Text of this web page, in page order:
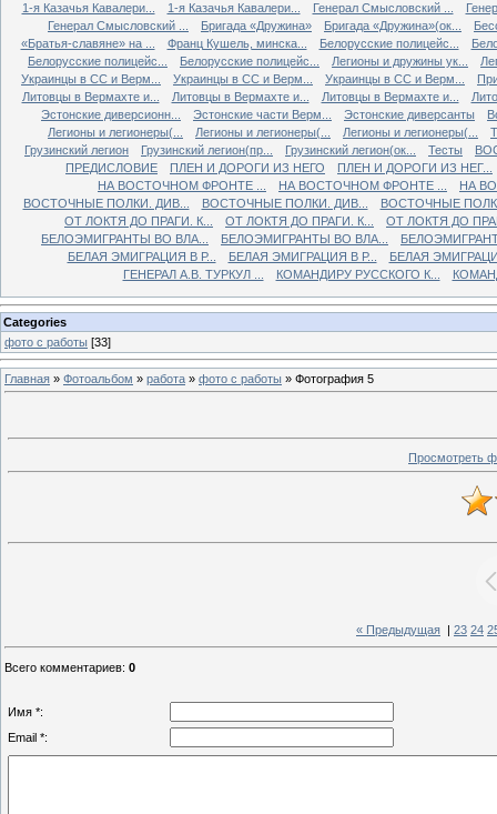
1-я Казачья Кавалери...
1-я Казачья Кавалери... Генерал Смысловский ...
Генерал Смысловский ...
Бригада «Дружина» Бригада «Дружина»(ок...
«Братья-славяне» на ...
Франц Кушель, минска... Белорусские полицейс...
Белорусские полицейс...
Белорусские полицейс... Легионы и дружины ук...
Украинцы в СС и Верм...
Украинцы в СС и Верм... Украинцы в СС и Верм...
Литовцы в Вермахте и...
Литовцы в Вермахте и... Литовцы в Вермахте и...
Эстонские диверсионн...
Эстонские части Верм... Эстонские диверсанты
Легионы и легионеры(...
Легионы и легионеры(... Легионы и легионеры(...
Грузинский легион
Грузинский легион(пр... Грузинский легион(ок... Тесты
ПРЕДИСЛОВИЕ
ПЛЕН И ДОРОГИ ИЗ НЕГО
ПЛЕН И ДОРОГИ ИЗ НЕГ...
НА ВОСТОЧНОМ ФРОНТЕ ...
НА ВОСТОЧНОМ ФРОНТЕ ...
НА
ВОСТОЧНЫЕ ПОЛКИ. ДИВ...
ВОСТОЧНЫЕ ПОЛКИ. ДИВ...
ВОСТОЧНЫЕ
ОТ ЛОКТЯ ДО ПРАГИ. К...
ОТ ЛОКТЯ ДО ПРАГИ. К...
ОТ ЛОКТЯ ДО
БЕЛОЭМИГРАНТЫ ВО ВЛА...
БЕЛОЭМИГРАНТЫ ВО ВЛА...
БЕЛАЯ ЭМИГРАЦИЯ В Р...
БЕЛАЯ ЭМИГРАЦИЯ В Р...
БЕЛАЯ
ГЕНЕРАЛ А.В. ТУРКУЛ ...
КОМАНДИРУ РУССКОГО К...
Categories
фото с работы [33]
Главная » Фотоальбом » работа » фото с работы » Фотография 5
Просмотреть
« Предыдущая 23 24
Всего комментариев: 0
Имя *:
Email *: